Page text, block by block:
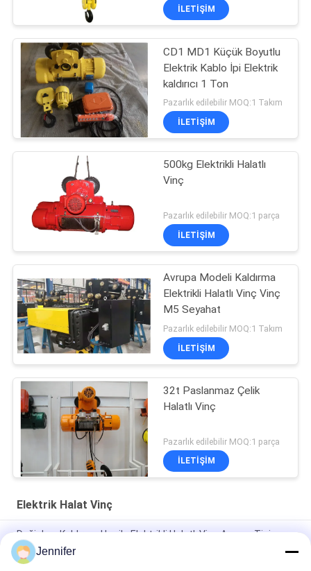
ILETIŞIM
CD1 MD1 Küçük Boyutlu
Elektrik Kablo İpi Elektrik
kaldırıcı 1 Ton
Pazarlık edilebilir MOQ:1 Takım
ILETIŞIM
500kg Elektrikli Halatlı
Vinç
Pazarlık edilebilir MOQ:1 parça
ILETIŞIM
Avrupa Modeli Kaldırma
Elektrikli Halatlı Vinç Vinç
M5 Seyahat
Pazarlık edilebilir MOQ:1 Takım
ILETIŞIM
32t Paslanmaz Çelik
Halatlı Vinç
Pazarlık edilebilir MOQ:1 parça
ILETIŞIM
Elektrik Halat Vinç
Değişken Kaldırma Hızı ile Elektrikli Halatlı Vinç Avrupa Tipi
Seyahat Hızı 3.2T 5T 10T 16T 20T
Jennifer